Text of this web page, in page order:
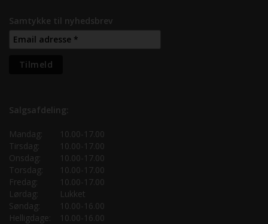
Samtykke til nyhedsbrev
Salgsafdeling:
Mandag:
10.00-17.00
Tirsdag:
10.00-17.00
Onsdag:
10.00-17.00
Torsdag:
10.00-17.00
Fredag:
10.00-17.00
Lørdag:
Lukket
Søndag:
10.00-16.00
Helligdage:
10.00-16.00